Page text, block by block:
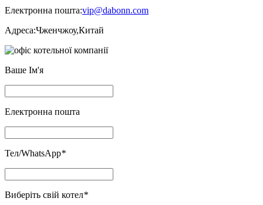
Електронна пошта:vip@dabonn.com
Адреса:Чженчжоу,Китай
Ваше Ім'я
Електронна пошта
Тел/WhatsApp*
Виберіть свій котел*